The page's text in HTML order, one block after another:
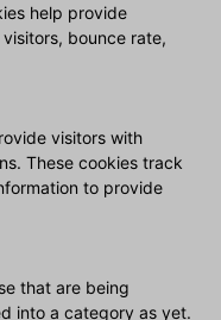
help provide
bounce rate,
visitors with
These cookies track
to provide
that are being
into a category as yet.